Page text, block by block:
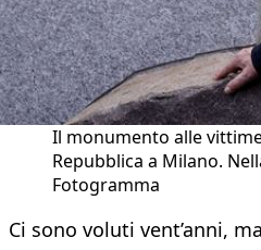
Il monumento alle
Repubblica a Milano.
Fotogramma
Ci sono voluti vent’anni,